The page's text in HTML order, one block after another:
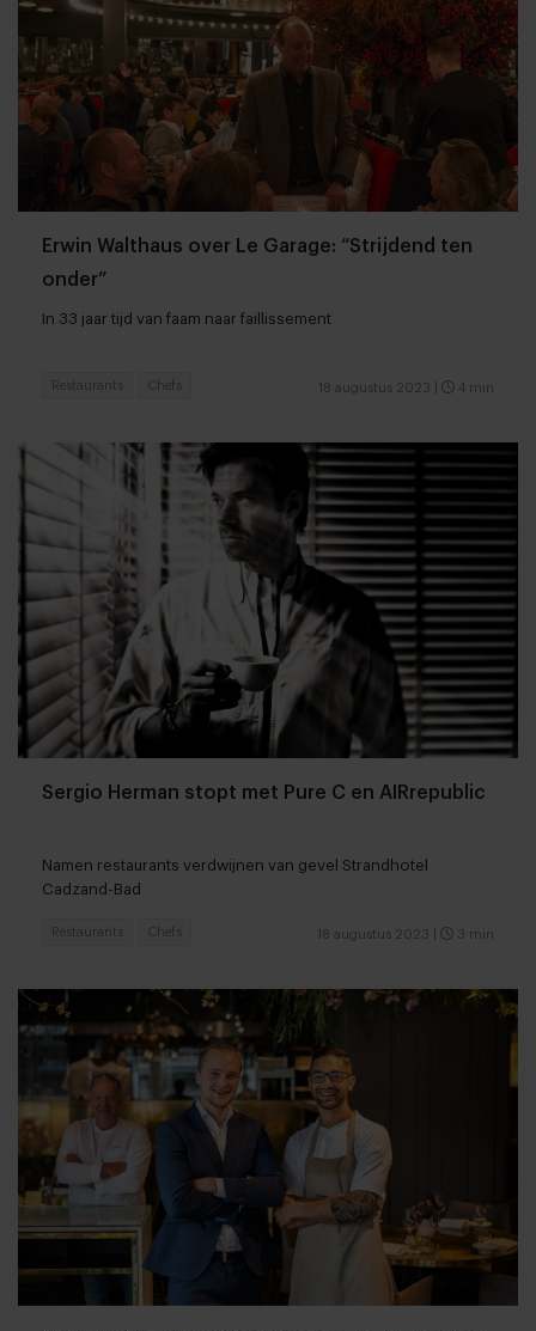
Erwin Walthaus over Le Garage: “Strijdend ten
onder”
In 33 jaar tijd van faam naar faillissement
18 augustus 2023 4 min
Restaurants Chefs
Sergio Herman stopt met Pure C en AIRrepublic
Namen restaurants verdwijnen van gevel Strandhotel
Cadzand-Bad
18 augustus 2023 3 min
Restaurants Chefs